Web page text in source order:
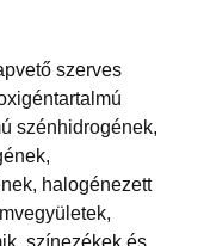
szerves
szénhidrogének,
halogénezett
színezékek és